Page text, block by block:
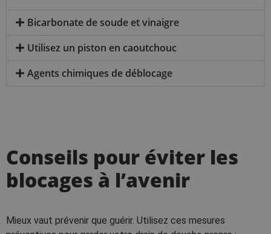
Bicarbonate de soude et vinaigre
Utilisez un piston en caoutchouc
Agents chimiques de déblocage
Conseils pour éviter les
blocages à l’avenir
Mieux vaut prévenir que guérir. Utilisez ces mesures